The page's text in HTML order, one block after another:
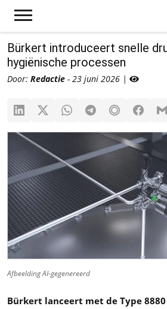
Bürkert introduceert snelle
hygiënische processen
Door: Redactie - 23 juni 2026 |
Afbeelding AI-gegenereerd
Bürkert lanceert met de Type